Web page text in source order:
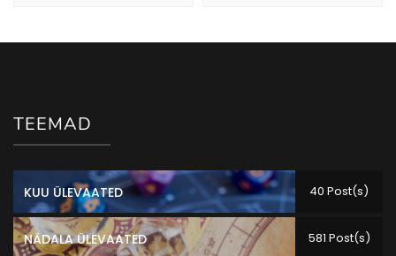
TEEMAD
KUU ÜLEVAATED 40 Post(s)
NÄDALA ÜLEVAATED 581 Post(s)